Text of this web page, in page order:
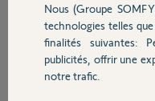
Sécurité
Domotique
déclenchement de la sirène ?
Merci,
Patrick J.
Nous (Groupe
technologies telles
finalités suivantes:
publicités, offrir une
notre trafic.